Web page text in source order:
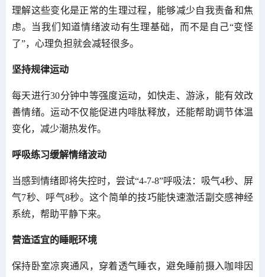
理解这些变化是正常的生理过程，能够减少自我责备和焦
虑。当我们知道情绪波动有生理基础，而不是自己“变怪
了”，心理负担就会减轻很多。
坚持规律运动
每天进行30分钟中等强度运动，如快走、游泳，能有效改
善情绪。运动不仅能促进内啡肽释放，还能帮助调节体温
变化，减少潮热发作。
呼吸练习缓解情绪波动
当感到情绪即将失控时，尝试“4-7-8”呼吸法：吸气4秒、屏
气7秒、呼气8秒。这个简单的技巧能快速激活副交感神经
系统，帮助平静下来。
营造适宜的睡眠环境
保持卧室凉爽通风，穿着透气睡衣，避免睡前摄入咖啡因